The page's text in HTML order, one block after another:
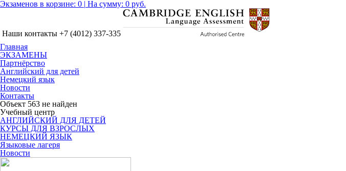
Экзаменов в корзине: 0 | На сумму: 0 руб.
Наши контакты +7 (4012) 337-335
Главная
ЭКЗАМЕНЫ
Партнёрство
Английский для детей
Немецкий язык
Новости
Контакты
Объект 563 не найден
Учебный центр
АНГЛИЙСКИЙ ДЛЯ ДЕТЕЙ
КУРСЫ ДЛЯ ВЗРОСЛЫХ
НЕМЕЦКИЙ ЯЗЫК
Языковые лагеря
Новости